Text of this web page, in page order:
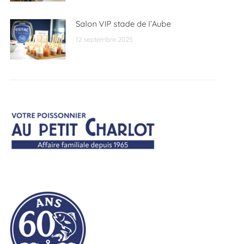
Salon VIP stade de l’Aube
12 septembre 2025